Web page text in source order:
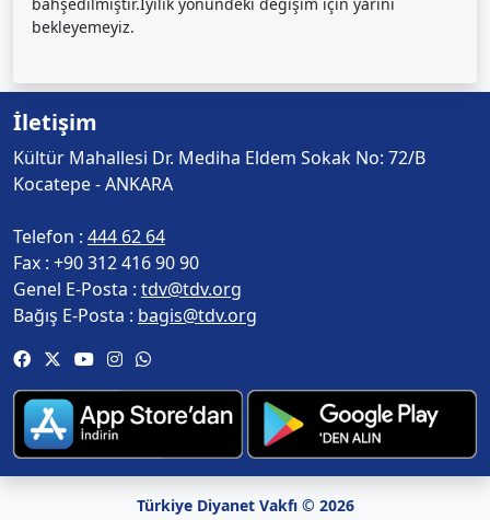
bekleyemeyiz.
İletişim
Kültür Mahallesi Dr. Mediha Eldem Sokak No: 72/B
Kocatepe - ANKARA
Telefon : 444 62 64
Fax : +90 312 416 90 90
Genel E-Posta : tdv@tdv.org
Bağış E-Posta : bagis@tdv.org
Türkiye Diyanet Vakfı © 2026